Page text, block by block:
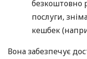
безкоштовно
послуги,
кешбек
Вона забезпечує